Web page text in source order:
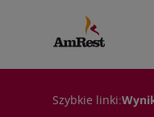
Szybkie linki: